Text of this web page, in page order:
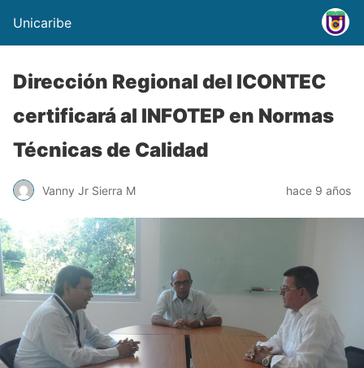
Unicaribe
Dirección Regional del ICONTEC
certificará al INFOTEP en Normas
Técnicas de Calidad
Vanny Jr Sierra M hace 9 años